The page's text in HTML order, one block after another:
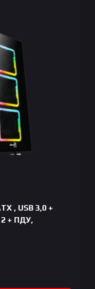
, USB 3,0 +
+ ПДУ,